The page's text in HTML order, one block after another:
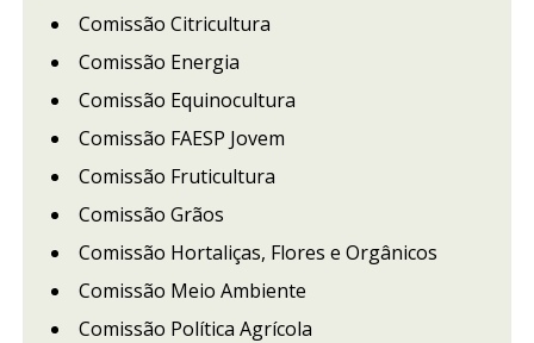
Comissão Citricultura
Comissão Energia
Comissão Equinocultura
Comissão FAESP Jovem
Comissão Fruticultura
Comissão Grãos
Comissão Hortaliças, Flores e Orgânicos
Comissão Meio Ambiente
Comissão Política Agrícola